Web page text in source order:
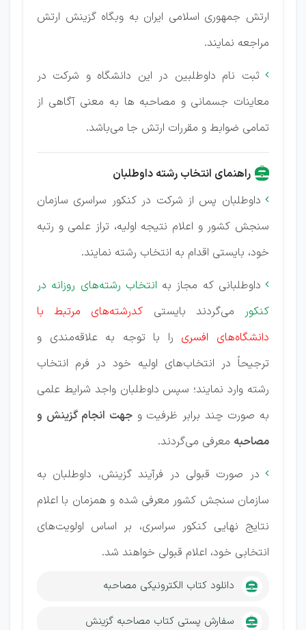
ارتش جمهوری اسلامی ایران به وبگاه گزینش ارتش
مراجعه نمایند.
 ثبت نام داوطلبین در این دانشگاه و شرکت در
معاینات جسمانی و مصاحبه ها به معنی آگاهی از
تمامی ضوابط و مقررات ارتش جا می‌باشد.
راهنمای انتخاب رشته داوطلبان
 داوطلبان پس از شرکت در کنکور سراسری سازمان
سنجش کشور و اعلام نتیجه اولیه، تراز علمی و رتبه‌
خود، بایستی اقدام به انتخاب رشته نمایند.
 داوطلبانی که مجاز به انتخاب رشته‌های روزانه در
کنکور می‌گردند بایستی کدرشته‌های مرتبط با
دانشگاه‌های افسری را با توجه به علاقه‌مندی و
ترجیحاً در انتخاب‌های اولیه خود در فرم انتخاب
رشته وارد نمایند؛ سپس داوطلبان واجد شرایط علمی
به صورت چند برابر ظرفیت و جهت انجام گزینش و
مصاحبه معرفی می‌گردند.
 در صورت قبولی در فرآیند گزینش، داوطلبان به
سازمان سنجش کشور معرفی شده و همزمان با اعلام
نتایج نهایی کنکور سراسری، بر اساس اولویت‌های
انتخابی خود، اعلام قبولی خواهند شد.
دانلود کتاب الکترونیکی مصاحبه
سفارش پستی کتاب مصاحبه گزینش